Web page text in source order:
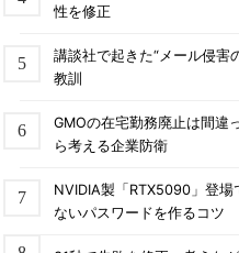
性を修正
講談社で起きた“メール侵
教訓
GMOの在宅勤務廃止は間
ら考える企業防衛
NVIDIA製「RTX5090」登
ないパスワードを作るコツ